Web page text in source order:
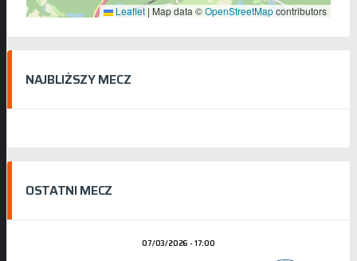
Leaflet | Map data ©OpenStreetMapcontributors
NAJBLIŻSZY MECZ
OSTATNI MECZ
07/03/2026 - 17:00